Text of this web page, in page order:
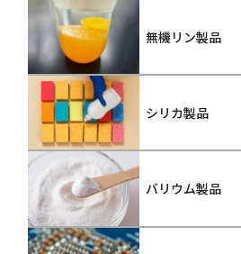
無機リン製品
シリカ製品
バリウム製品